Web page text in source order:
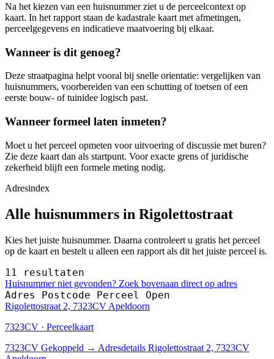
Na het kiezen van een huisnummer ziet u de perceelcontext op
kaart. In het rapport staan de kadastrale kaart met afmetingen,
perceelgegevens en indicatieve maatvoering bij elkaar.
Wanneer is dit genoeg?
Deze straatpagina helpt vooral bij snelle orientatie: vergelijken van
huisnummers, voorbereiden van een schutting of toetsen of een
eerste bouw- of tuinidee logisch past.
Wanneer formeel laten inmeten?
Moet u het perceel opmeten voor uitvoering of discussie met buren?
Zie deze kaart dan als startpunt. Voor exacte grens of juridische
zekerheid blijft een formele meting nodig.
Adresindex
Alle huisnummers in Rigolettostraat
Kies het juiste huisnummer. Daarna controleert u gratis het perceel
op de kaart en bestelt u alleen een rapport als dit het juiste perceel is.
11 resultaten
Huisnummer niet gevonden? Zoek bovenaan direct op adres
Adres Postcode Perceel Open
Rigolettostraat 2, 7323CV Apeldoorn
7323CV · Perceelkaart
7323CV Gekoppeld → Adresdetails Rigolettostraat 2, 7323CV